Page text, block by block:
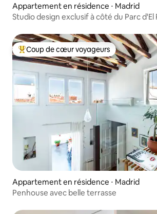
Appartement en résidence ⋅ Madrid
Studio design exclusif à côté du Parc d'El
Coups de cœur voyageurs les plus
Coup de cœur voyageurs
Appartement en résidence ⋅ Madrid
Penhouse avec belle terrasse